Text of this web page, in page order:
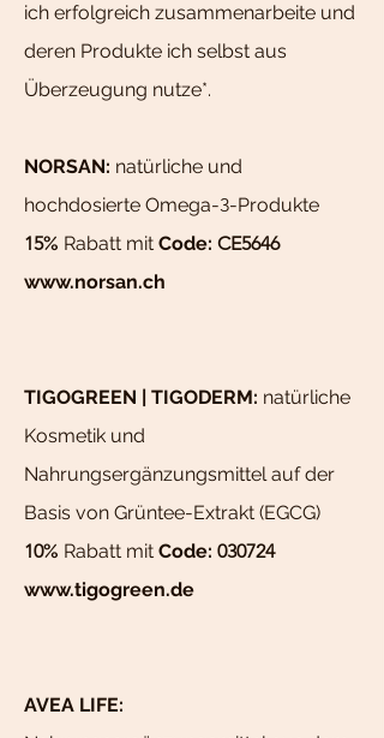
ich erfolgreich zusammenarbeite und
deren Produkte ich selbst aus
Überzeugung nutze*.
NORSAN: natürliche und
hochdosierte Omega-3-Produkte
15% Rabatt mit Code: CE5646
www.norsan.ch
TIGOGREEN | TIGODERM: natürliche
Kosmetik und
Nahrungsergänzungsmittel auf der
Basis von Grüntee-Extrakt (EGCG)
10% Rabatt mit Code: 030724
www.tigogreen.de
AVEA LIFE: